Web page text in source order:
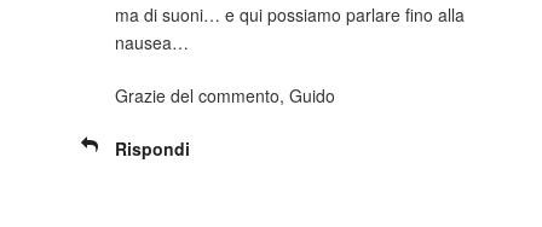
ma di suoni… e qui possiamo parlare fino alla
nausea…
Grazie del commento, Guido
Rispondi